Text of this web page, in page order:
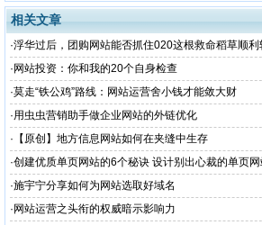
相关文章
·浮华过后，团购网站能否抓住020这根救命稻草顺利
型？
· 网站投资：你和我的20个自身检查
·莫走“铁公鸡”路线：网站运营舍小钱才能敛大财
·用虫虫营销助手做企业网站的外链优化
· 【原创】地方信息网站如何在夹缝中生存
·创建优质单页网站的6个秘诀 设计别出心裁的单页
·施宇宁分享如何为网站选取好域名
· 网站运营之头衔的权威暗示影响力